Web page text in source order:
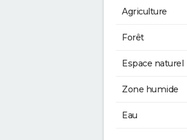
Agriculture
Forêt
Espace naturel
Zone humide
Eau